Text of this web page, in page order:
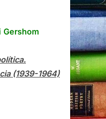
i Gershom
(1939-1964)